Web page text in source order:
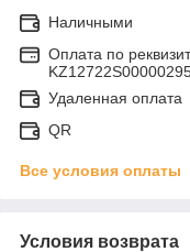
Наличными
Оплата по
Удаленная оплата
QR
Все условия оплаты
Условия возврата